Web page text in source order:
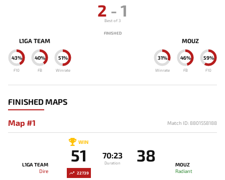
L1GA TEAM
51%
Winrate
40%
FB
43%
F10
2 - 1
Best of 3
FINISHED
MOUZ
31%
Winrate
46%
FB
59%
F10
FINISHED MAPS
Map #1 Match ID: 8801558188
22739
L1GA TEAM
Dire
WIN
51 70:23
Duration 38
MOUZ
Radiant